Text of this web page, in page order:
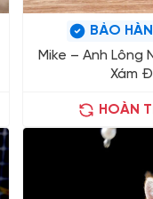
BẢO
Mike – Anh Lông
Xám
HOÀN